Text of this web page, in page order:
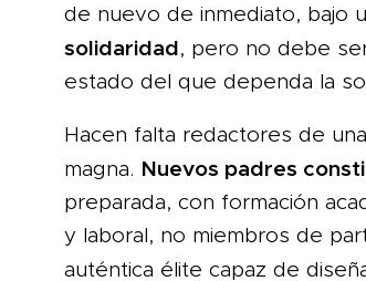
de nuevo de inmediato, bajo
solidaridad, pero no debe
estado del que dependa la
Hacen falta redactores de
magna. Nuevos padres
preparada, con formación
y laboral, no miembros de
auténtica élite capaz de